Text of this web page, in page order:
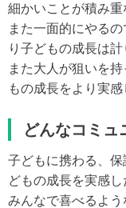
細かいことが積み重
また一面的にやる
り子どもの成長は
また大人が狙いを
もの成長をより実感
どんなコミュ
子どもに携わる、
どもの成長を実感し
みんなで喜べるよう